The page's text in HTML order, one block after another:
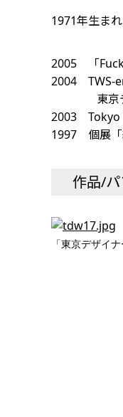
1971年生まれ
2005 「
2004 TWS-
東京デザ
2003 Tokyo
1997 個展「
作品/
「東京デザイ